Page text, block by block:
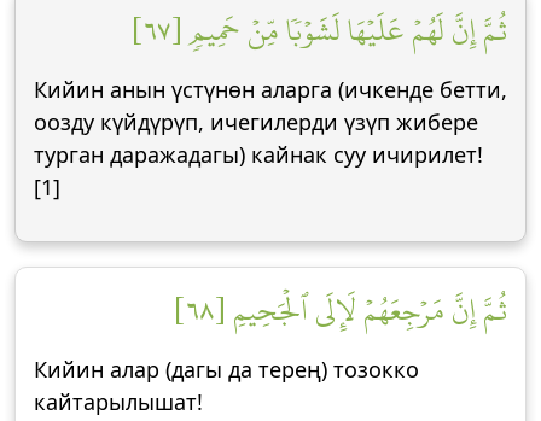
ثُمَّ إِنَّ لَهُمۡ عَلَيۡهَا لَشَوۡبٗا مِّنۡ حَمِيمٖ [٦٧]
Кийин анын үстүнөн аларга (ичкенде бетти,
оозду күйдүрүп, ичегилерди үзүп жибере
турган даражадагы) кайнак суу ичирилет!
[1]
ثُمَّ إِنَّ مَرۡجِعَهُمۡ لَإِلَى ٱلۡجَحِيمِ [٦٨]
Кийин алар (дагы да терең) тозокко
кайтарылышат!